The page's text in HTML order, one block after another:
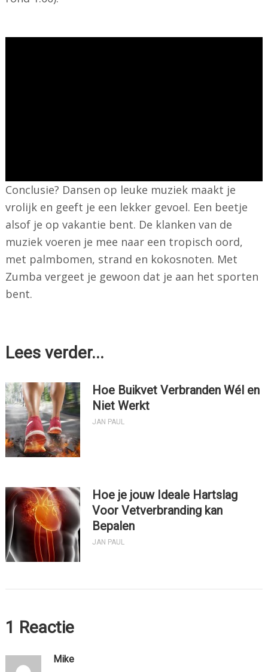
Conclusie? Dansen op leuke muziek maakt je
vrolijk en geeft je een lekker gevoel. Een beetje
alsof je op vakantie bent. De klanken van de
muziek voeren je mee naar een tropisch oord,
met palmbomen, strand en kokosnoten. Met
Zumba vergeet je gewoon dat je aan het sporten
bent.
Lees verder...
Hoe Buikvet Verbranden Wél en
Niet Werkt
JAN PAUL
Hoe je jouw Ideale Hartslag
Voor Vetverbranding kan
Bepalen
JAN PAUL
1 Reactie
Mike